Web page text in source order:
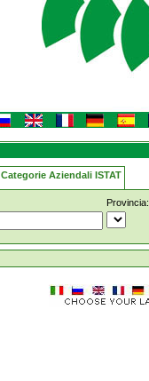
Categorie Aziendali ISTAT
Provincia: